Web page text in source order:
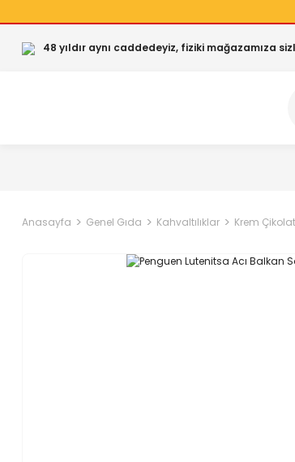
48 yıldır aynı caddedeyiz, fiziki mağazamıza
Anasayfa Genel Gıda Kahvaltılıklar Krem